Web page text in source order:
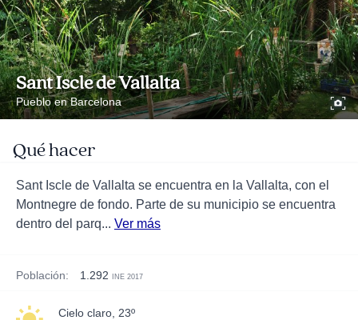
Sant Iscle de Vallalta
Pueblo en Barcelona
Qué hacer
Sant Iscle de Vallalta se encuentra en la Vallalta, con el
Montnegre de fondo. Parte de su municipio se encuentra
dentro del parq... Ver más
Población: 1.292 INE 2017
cielo claro, 23º